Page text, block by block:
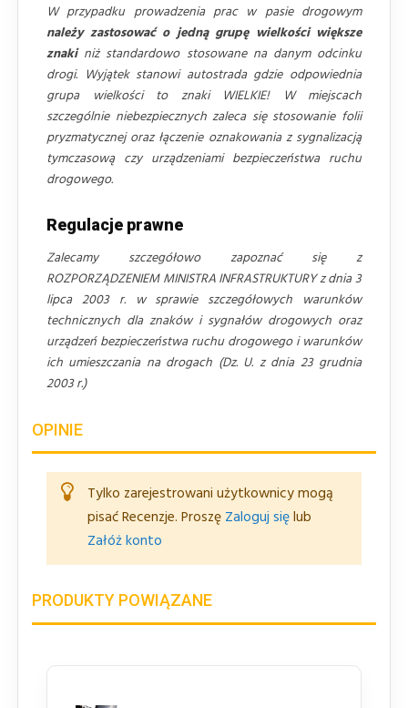
W przypadku prowadzenia prac w pasie drogowym
należy zastosować o jedną grupę wielkości większe
znakiniż standardowo stosowane na danym odcinku
drogi. Wyjątek stanowi autostrada gdzie odpowiednia
grupa wielkości to znaki WIELKIE! W miejscach
szczególnie niebezpiecznych zaleca się stosowanie folii
pryzmatycznej oraz łączenie oznakowania z sygnalizacją
tymczasową czy urządzeniami bezpieczeństwa ruchu
drogowego.
Regulacje prawne
Zalecamy szczegółowo zapoznać się z
ROZPORZĄDZENIEM MINISTRA INFRASTRUKTURY z dnia 3
lipca 2003 r. w sprawie szczegółowych warunków
technicznych dla znaków i sygnałów drogowych oraz
urządzeń bezpieczeństwa ruchu drogowego i warunków
ich umieszczania na drogach (Dz. U. z dnia 23 grudnia
2003 r.)
OPINIE
Tylko zarejestrowani użytkownicy mogą
pisać Recenzje. Proszę Zaloguj sięlub
Załóż konto
PRODUKTY POWIĄZANE